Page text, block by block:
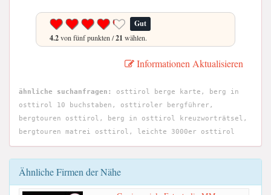
Gut
4.2von fünf punkten /21 wählen.
Informationen Aktualisieren
ähnliche suchanfragen:
osttirol berge karte, berg in
osttirol 10 buchstaben, osttiroler bergführer,
bergtouren osttirol, berg in osttirol kreuzworträtsel,
bergtouren matrei osttirol, leichte 3000er osttirol
Ähnliche Firmen der Nähe